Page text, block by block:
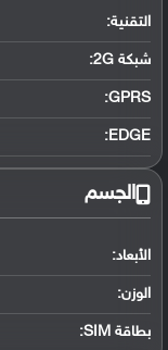
التقنية:
شبكة 2G:
GPRS:
EDGE:
الجسم
الأبعاد:
الوزن:
بطاقة SIM: